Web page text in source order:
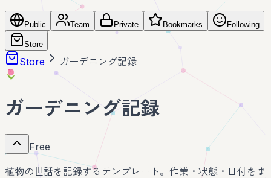
Public Team Private Bookmarks Following
Store
Store ガーデニング記録
🌷
ガーデニング記録
Free
植物の世話を記録するテンプレート。作業・状態・日付をま